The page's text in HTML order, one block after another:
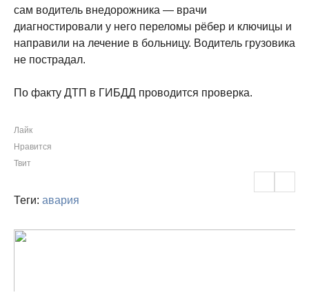
сам водитель внедорожника — врачи
диагностировали у него переломы рёбер и ключицы и
направили на лечение в больницу. Водитель грузовика
не пострадал.
По факту ДТП в ГИБДД проводится проверка.
Лайк
Нравится
Твит
Теги: авария